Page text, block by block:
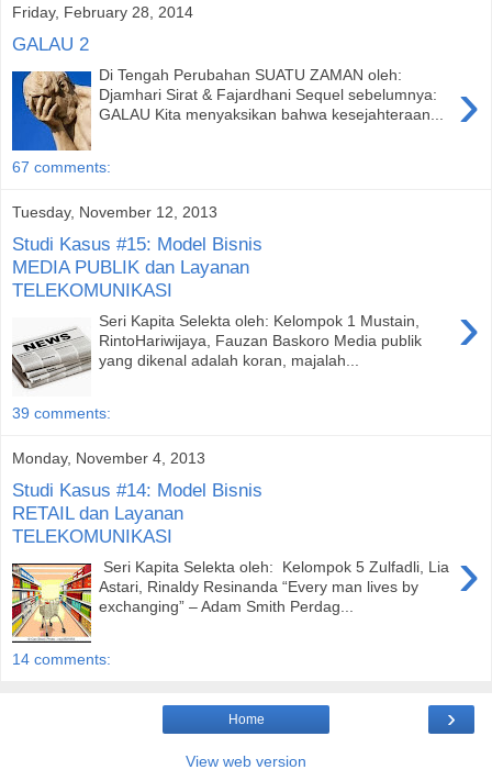
Friday, February 28, 2014
GALAU 2
›
Di Tengah Perubahan SUATU ZAMAN oleh:
Djamhari Sirat & Fajardhani Sequel sebelumnya:
GALAU Kita menyaksikan bahwa kesejahteraan...
67 comments:
Tuesday, November 12, 2013
Studi Kasus #15: Model Bisnis
MEDIA PUBLIK dan Layanan
TELEKOMUNIKASI
›
Seri Kapita Selekta oleh: Kelompok 1 Mustain,
RintoHariwijaya, Fauzan Baskoro Media publik
yang dikenal adalah koran, majalah...
39 comments:
Monday, November 4, 2013
Studi Kasus #14: Model Bisnis
RETAIL dan Layanan
TELEKOMUNIKASI
›
Seri Kapita Selekta oleh: Kelompok 5 Zulfadli, Lia
Astari, Rinaldy Resinanda “Every man lives by
exchanging” – Adam Smith Perdag...
14 comments:
›
Home
View web version